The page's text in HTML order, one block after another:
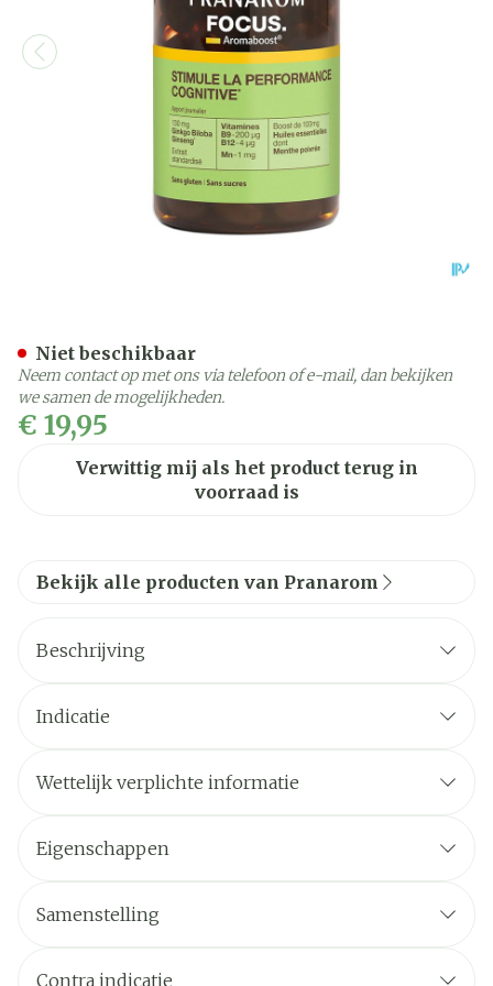
€ 19,95
Verwittig mij als het product terug in
voorraad is
Niet beschikbaar
Neem contact op met ons via telefoon of e-mail, dan bekijken
we samen de mogelijkheden.
Bekijk alle producten van Pranarom
Beschrijving
Indicatie
Wettelijk verplichte informatie
Eigenschappen
Samenstelling
Contra indicatie